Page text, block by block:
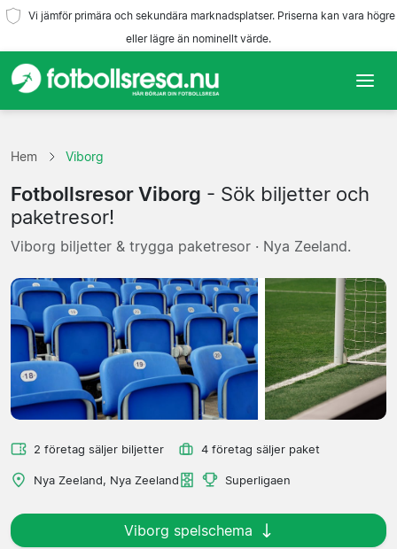
Vi jämför primära och sekundära marknadsplatser. Priserna kan vara högre
eller lägre än nominellt värde.
Lag
Ligor
Resebyråer
Hem Viborg
Fotbollsresor Viborg - Sök biljetter och
paketresor!
Viborg biljetter & trygga paketresor · Nya Zeeland.
2 företag säljer biljetter 4 företag säljer paket
Nya Zeeland, Nya Zeeland Superligaen
Viborg spelschema